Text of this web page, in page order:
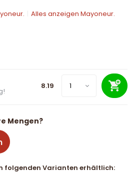
Alles anzeigen Mayoneur.
8.19
Mengen?
folgenden Varianten erhältlich: